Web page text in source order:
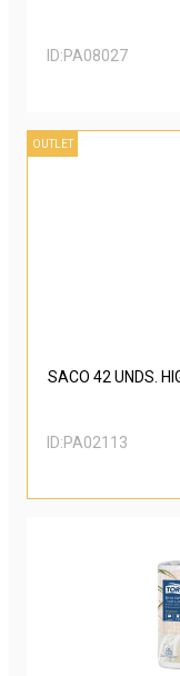
ID:PA08027
OUTLET
SACO 42 UNDS.
ID:PA02113